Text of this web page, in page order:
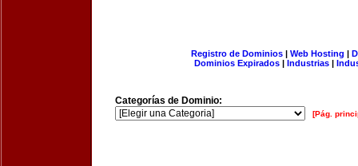
Registro de Dominios| Web Hosting |
Dominios Expirados | Industrias |
Categorías de Dominio:
[Pág.